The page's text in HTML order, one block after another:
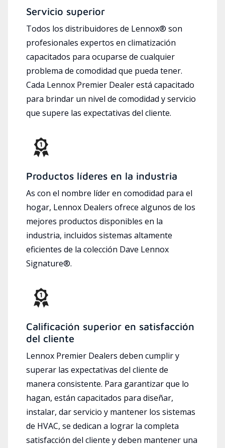
Servicio superior
Todos los distribuidores de Lennox® son
profesionales expertos en climatización
capacitados para ocuparse de cualquier
problema de comodidad que pueda tener.
Cada Lennox Premier Dealer está capacitado
para brindar un nivel de comodidad y servicio
que supere las expectativas del cliente.
Productos líderes en la industria
As con el nombre líder en comodidad para el
hogar, Lennox Dealers ofrece algunos de los
mejores productos disponibles en la
industria, incluidos sistemas altamente
eficientes de la colección Dave Lennox
Signature®.
Calificación superior en satisfacción
del cliente
Lennox Premier Dealers deben cumplir y
superar las expectativas del cliente de
manera consistente. Para garantizar que lo
hagan, están capacitados para diseñar,
instalar, dar servicio y mantener los sistemas
de HVAC, se dedican a lograr la completa
satisfacción del cliente y deben mantener una